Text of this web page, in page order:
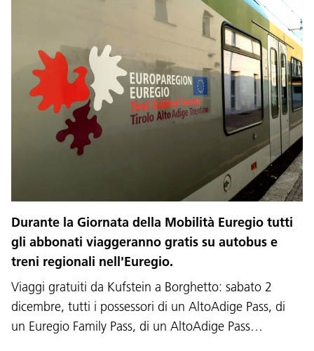
Durante la Giornata della Mobilità Euregio tutti
gli abbonati viaggeranno gratis su autobus e
treni regionali nell'Euregio.
Viaggi gratuiti da Kufstein a Borghetto: sabato 2
dicembre, tutti i possessori di un AltoAdige Pass, di
un Euregio Family Pass, di un AltoAdige Pass…